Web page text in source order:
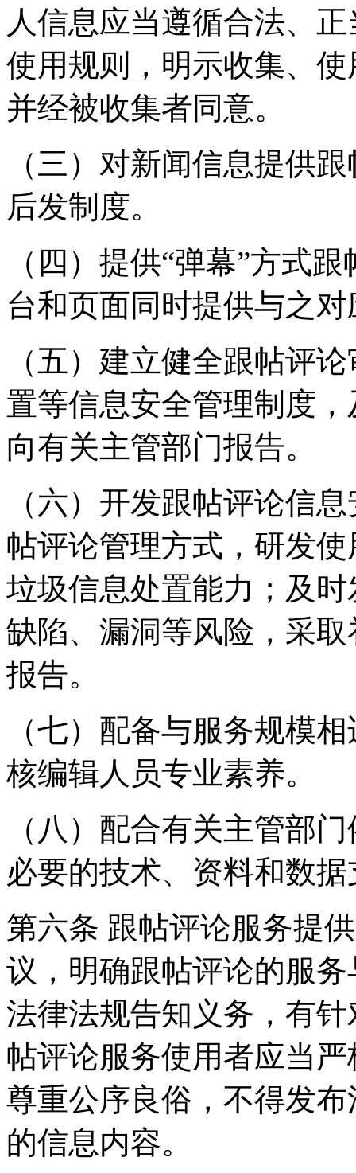
人信息应当遵循合法、
使用规则，明示收集、
并经被收集者同意。
（三）对新闻信息提供
后发制度。
（四）提供“弹幕”方式
台和页面同时提供与之
（五）建立健全跟帖评
置等信息安全管理制度
向有关主管部门报告。
（六）开发跟帖评论信
帖评论管理方式，研发
垃圾信息处置能力；及
缺陷、漏洞等风险，采
报告。
（七）配备与服务规模
核编辑人员专业素养。
（八）配合有关主管部
必要的技术、资料和数
第六条 跟帖评论服务提
议，明确跟帖评论的服
法律法规告知义务，有
帖评论服务使用者应当
尊重公序良俗，不得发
的信息内容。